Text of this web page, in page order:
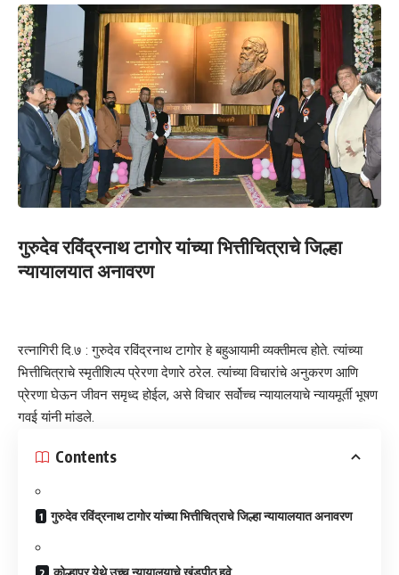
गुरुदेव रविंद्रनाथ टागोर यांच्या भित्तीचित्राचे जिल्हा
न्यायालयात अनावरण
रत्नागिरी दि.७ : गुरुदेव रविंद्रनाथ टागोर हे बहुआयामी व्यक्तीमत्व होते. त्यांच्या
भित्तीचित्राचे स्मृतीशिल्प प्रेरणा देणारे ठरेल. त्यांच्या विचारांचे अनुकरण आणि
प्रेरणा घेऊन जीवन समृध्द होईल, असे विचार सर्वोच्च न्यायालयाचे न्यायमूर्ती भूषण
गवई यांनी मांडले.
Contents
गुरुदेव रविंद्रनाथ टागोर यांच्या भित्तीचित्राचे जिल्हा न्यायालयात अनावरण